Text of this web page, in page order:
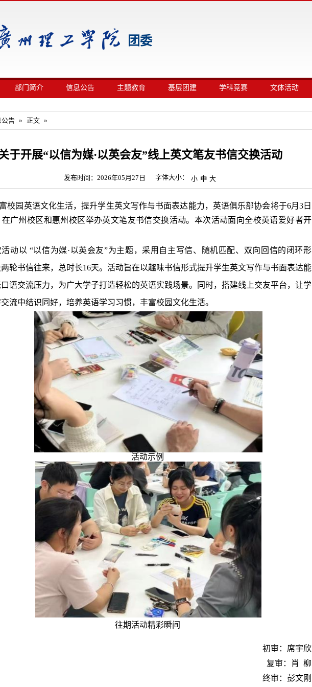
团委
部门简介 信息公告 主题教育 基层团建 学科竞赛 文体活动
公告 » 正文 »
于开展“以信为媒·以英会友”线上英文笔友书信交换活动
发布时间：2026年05月27日 字体大小： 小 中 大
校园英语文化生活，提升学生英文写作与书面表达能力，英语俱乐部协会将于6月3日
在广州校区和惠州校区举办英文笔友书信交换活动。本次活动面向全校英语爱好者开
动以 “以信为媒·以英会友”为主题，采用自主写信、随机匹配、双向回信的闭环形
轮书信往来，总时长16天。活动旨在以趣味书信形式提升学生英文写作与书面表达能
语交流压力，为广大学子打造轻松的英语实践场景。同时，搭建线上交友平台，让学
流中结识同好，培养英语学习习惯，丰富校园文化生活。
活动示例
往期活动精彩瞬间
初审：席宇欣
复审：肖  柳
终审：彭文刚